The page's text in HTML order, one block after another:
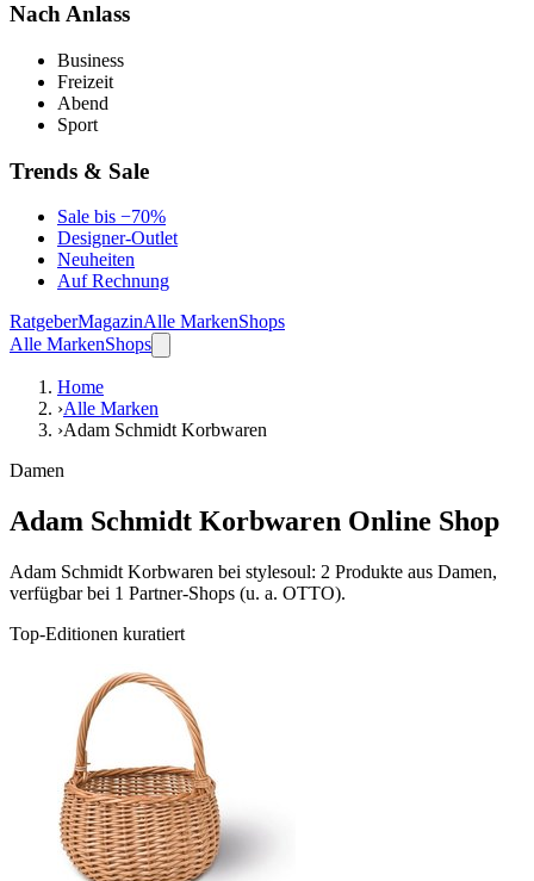
Nach Anlass
Business
Freizeit
Abend
Sport
Trends & Sale
Sale bis −70%
Designer-Outlet
Neuheiten
Auf Rechnung
RatgeberMagazinAlle MarkenShops
Alle MarkenShops
Home
›Alle Marken
›Adam Schmidt Korbwaren
Damen
Adam Schmidt Korbwaren Online Shop
Adam Schmidt Korbwaren bei stylesoul: 2 Produkte aus Damen,
verfügbar bei 1 Partner-Shops (u. a. OTTO).
Top-Editionen kuratiert